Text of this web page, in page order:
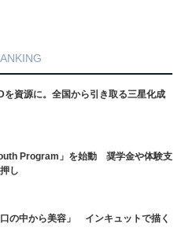
を資源に。全国から引き取る三星化成
Program」を始動 奨学金や体験支
し
の中から美容」 インキュットで描く